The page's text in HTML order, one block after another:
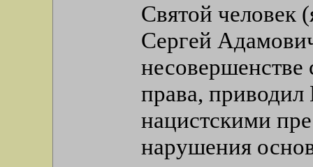
Святой человек
Сергей
права,
нацистскими
нарушения